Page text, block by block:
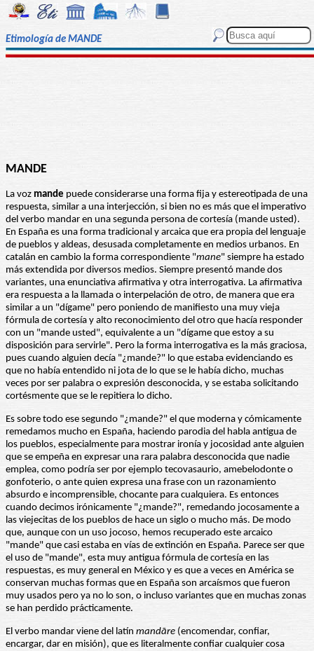
Etimología de MANDE
MANDE
La voz mande puede considerarse una forma fija y estereotipada de una
respuesta, similar a una interjección, si bien no es más que el imperativo
del verbo mandar en una segunda persona de cortesía (mande usted).
En España es una forma tradicional y arcaica que era propia del lenguaje
de pueblos y aldeas, desusada completamente en medios urbanos. En
catalán en cambio la forma correspondiente "mane" siempre ha estado
más extendida por diversos medios. Siempre presentó mande dos
variantes, una enunciativa afirmativa y otra interrogativa. La afirmativa
era respuesta a la llamada o interpelación de otro, de manera que era
similar a un "dígame" pero poniendo de manifiesto una muy vieja
fórmula de cortesía y alto reconocimiento del otro que hacía responder
con un "mande usted", equivalente a un "dígame que estoy a su
disposición para servirle". Pero la forma interrogativa es la más graciosa,
pues cuando alguien decía "¿mande?" lo que estaba evidenciando es
que no había entendido ni jota de lo que se le había dicho, muchas
veces por ser palabra o expresión desconocida, y se estaba solicitando
cortésmente que se le repitiera lo dicho.
Es sobre todo ese segundo "¿mande?" el que moderna y cómicamente
remedamos mucho en España, haciendo parodia del habla antigua de
los pueblos, especialmente para mostrar ironía y jocosidad ante alguien
que se empeña en expresar una rara palabra desconocida que nadie
emplea, como podría ser por ejemplo tecovasaurio, amebelodonte o
gonfoterio, o ante quien expresa una frase con un razonamiento
absurdo e incomprensible, chocante para cualquiera. Es entonces
cuando decimos irónicamente "¿mande?", remedando jocosamente a
las viejecitas de los pueblos de hace un siglo o mucho más. De modo
que, aunque con un uso jocoso, hemos recuperado este arcaico
"mande" que casi estaba en vías de extinción en España. Parece ser que
el uso de "mande", esta muy antigua fórmula de cortesía en las
respuestas, es muy general en México y es que a veces en América se
conservan muchas formas que en España son arcaísmos que fueron
muy usados pero ya no lo son, o incluso variantes que en muchas zonas
se han perdido prácticamente.
El verbo mandar viene del latín mandāre (encomendar, confiar,
encargar, dar en misión), que es literalmente confiar cualquier cosa